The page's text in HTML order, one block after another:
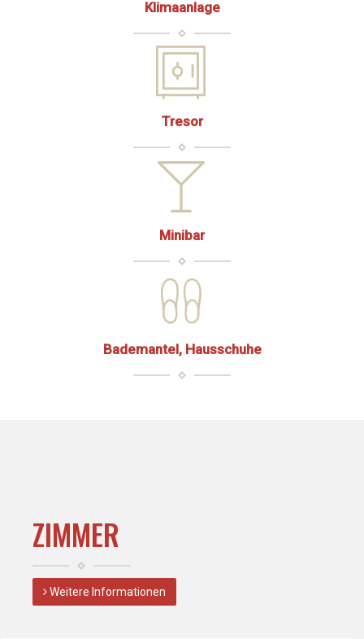
Klimaanlage
Tresor
Minibar
Bademantel, Hausschuhe
ZIMMER
Weitere Informationen